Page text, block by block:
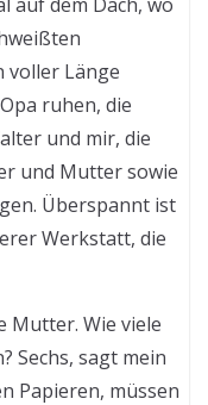
voller Länge
ruhen, die
und mir, die
und Mutter sowie
Überspannt ist
Werkstatt, die
Mutter. Wie viele
Sechs, sagt mein
Papieren, müssen